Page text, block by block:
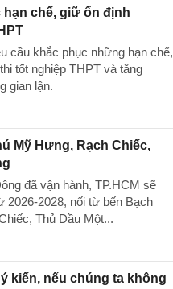
chế, giữ ổn định
cầu khắc phục những hạn chế,
tốt nghiệp THPT và tăng
gian lận.
Mỹ Hưng, Rạch Chiếc,
đã vận hành, TP.HCM sẽ
2026-2028, nối từ bến Bạch
Thủ Dầu Một...
kiến, nếu chúng ta không